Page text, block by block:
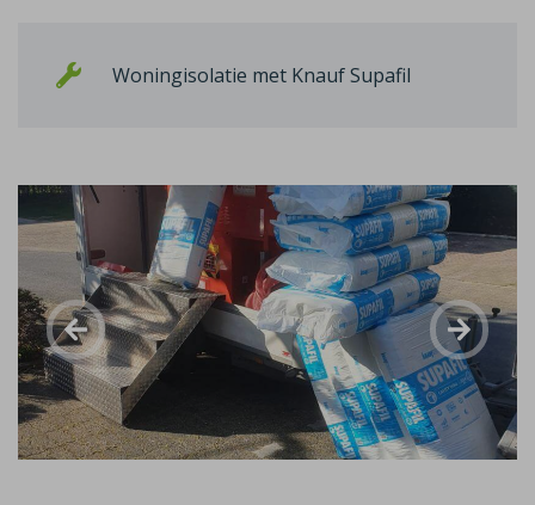
Woningisolatie met Knauf Supafil